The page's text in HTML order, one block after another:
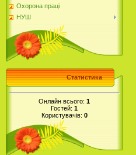
Охорона праці
НУШ
Статистика
Онлайн всього: 1
Гостей: 1
Користувачів: 0